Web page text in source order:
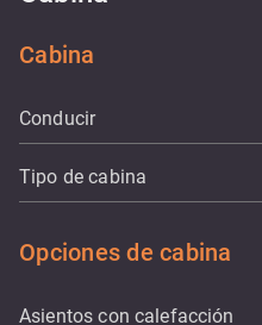
Cabina
Conducir
Tipo de cabina
Opciones de cabina
Asientos con calefacción